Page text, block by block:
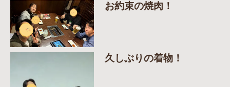
お約束の焼肉！
久しぶりの着物！